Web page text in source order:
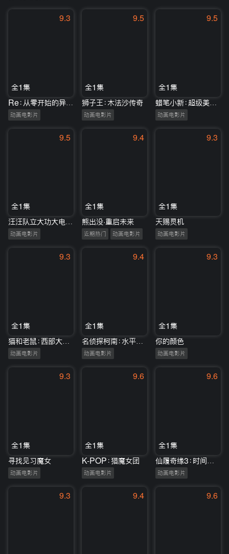
9.3
全1集
动画电影片
9.5
全1集
狮子王：木法沙传奇
动画电影片
9.5
全1集
动画电影片
9.5
全1集
汪汪队立大功大电影2：超能大冒险
动画电影片
9.4
全1集
熊出没·重启未来
近期热门 动画电影片
9.3
全1集
天赐灵机
动画电影片
9.3
全1集
动画电影片
9.4
全1集
动画电影片
9.3
全1集
你的颜色
动画电影片
9.3
全1集
寻找见习魔女
动画电影片
9.6
全1集
K-POP：猎魔女团
动画电影片
9.6
全1集
动画电影片
9.3 9.4 9.6